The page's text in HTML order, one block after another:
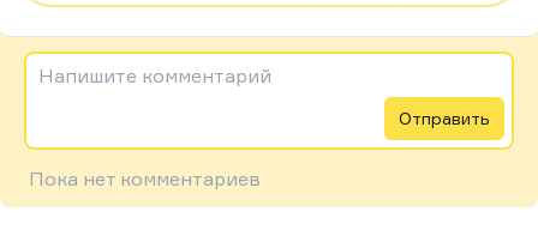
Напишите комментарий
Отправить
Пока нет комментариев